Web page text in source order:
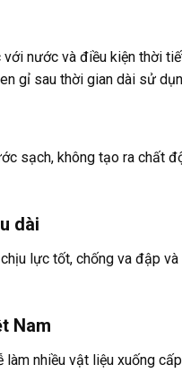
nước và điều kiện thời
gỉ sau thời gian dài sử
sạch, không tạo ra chất
dài
lực tốt, chống va đập
Nam
nhiều vật liệu xuống